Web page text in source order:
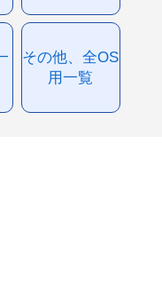
その他、全OS
用一覧